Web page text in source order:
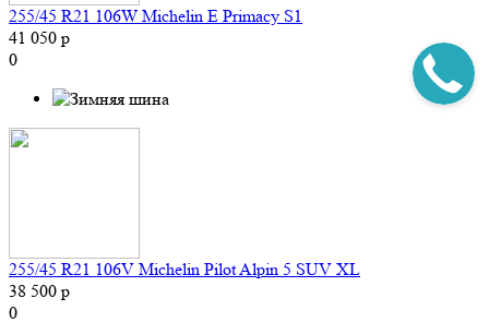
255/45 R21 106W Michelin E Primacy S1
41 050 р
0
255/45 R21 106V Michelin Pilot Alpin 5 SUV XL
38 500 р
0